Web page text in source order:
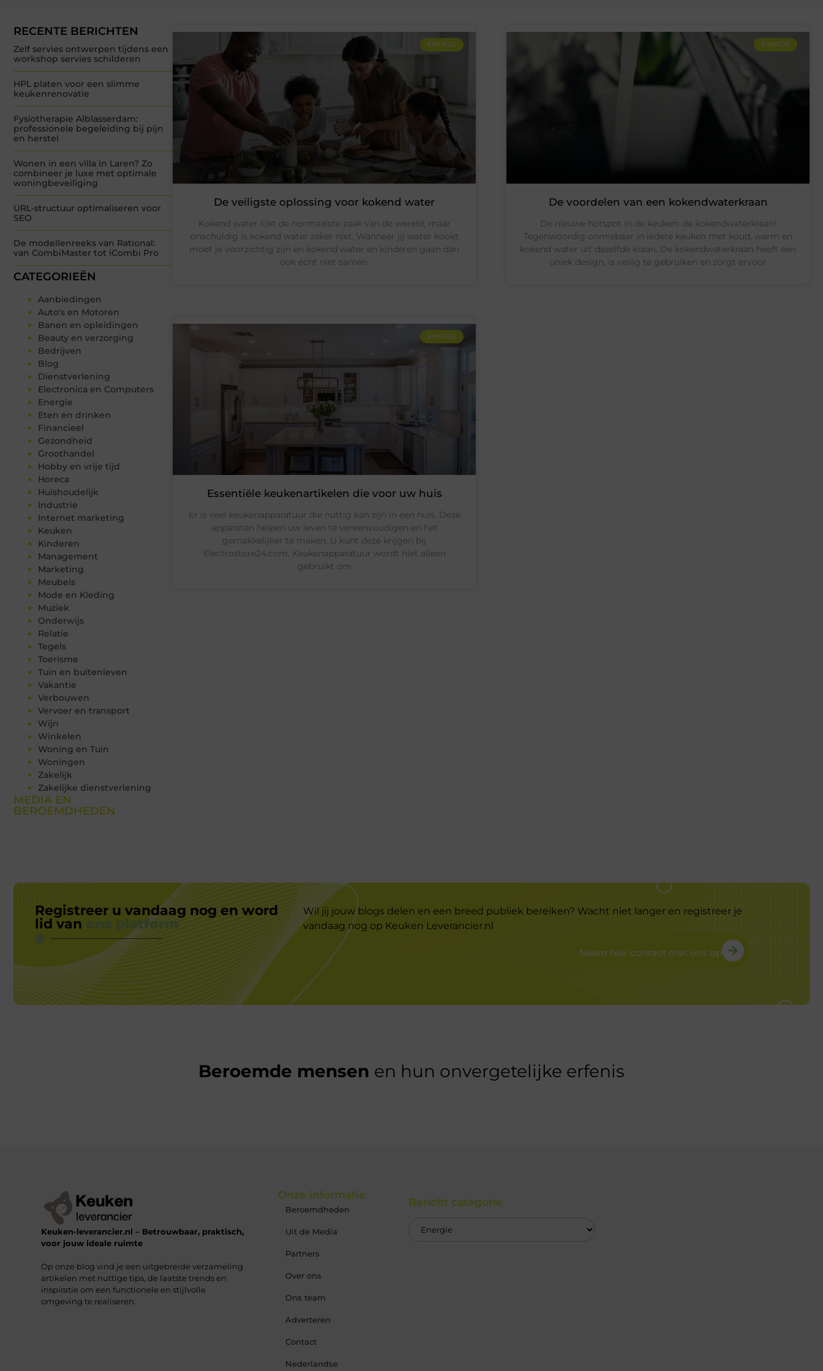
RECENTE BERICHTEN
Zelf servies ontwerpen tijdens een
workshop servies schilderen
HPL platen voor een slimme
keukenrenovatie
Fysiotherapie Alblasserdam:
professionele begeleiding bij pijn
en herstel
Wonen in een villa in Laren? Zo
combineer je luxe met optimale
woningbeveiliging
URL-structuur optimaliseren voor
SEO
De modellenreeks van Rational:
van CombiMaster tot iCombi Pro
CATEGORIEËN
Aanbiedingen
Auto's en Motoren
Banen en opleidingen
Beauty en verzorging
Bedrijven
Blog
Dienstverlening
Electronica en Computers
Energie
Eten en drinken
Financieel
Gezondheid
Groothandel
Hobby en vrije tijd
Horeca
Huishoudelijk
Industrie
Internet marketing
Keuken
Kinderen
Management
Marketing
Meubels
Mode en Kleding
Muziek
Onderwijs
Relatie
Tegels
Toerisme
Tuin en buitenleven
Vakantie
Verbouwen
Vervoer en transport
Wijn
Winkelen
Woning en Tuin
Woningen
Zakelijk
Zakelijke dienstverlening
MEDIA EN
BEROEMDHEDEN
ENERGIE
De veiligste oplossing voor kokend water
Kokend water lijkt de normaalste zaak van de wereld, maar
onschuldig is kokend water zeker niet. Wanneer jij water kookt
moet je voorzichtig zijn en kokend water en kinderen gaan dan
ook echt niet samen.
ENERGIE
De voordelen van een kokendwaterkraan
De nieuwe hotspot in de keuken: de kokendwaterkraan!
Tegenwoordig onmisbaar in iedere keuken met koud, warm en
kokend water uit dezelfde kraan. De kokendwaterkraan heeft een
uniek design, is veilig te gebruiken en zorgt ervoor
ENERGIE
Essentiële keukenartikelen die voor uw huis
Er is veel keukenapparatuur die nuttig kan zijn in een huis. Deze
apparaten helpen uw leven te vereenvoudigen en het
gemakkelijker te maken. U kunt deze krijgen bij
Electrostore24.com. Keukenapparatuur wordt niet alleen
gebruikt om
Registreer u vandaag nog en word
lid van
ons platform
Wil jij jouw blogs delen en een breed publiek bereiken? Wacht niet langer en registreer je
vandaag nog op Keuken Leverancier.nl
Neem hier contact met ons op
Beroemde mensen en hun onvergetelijke erfenis
Keuken-leverancier.nl – Betrouwbaar, praktisch,
voor jouw ideale ruimte
Op onze blog vind je een uitgebreide verzameling
artikelen met nuttige tips, de laatste trends en
inspiratie om een functionele en stijlvolle
omgeving te realiseren.
Onze informatie
Beroemdheden
Uit de Media
Partners
Over ons
Ons team
Adverteren
Contact
Nederlandse
Bericht categorie